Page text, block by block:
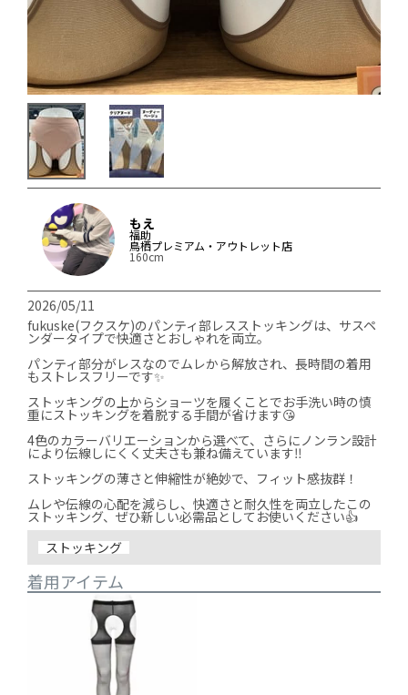
もえ
福助
鳥栖プレミアム・アウトレット店
160cm
2026/05/11
fukuske(フクスケ)のパンティ部レスストッキングは、サスペ
ンダータイプで快適さとおしゃれを両立。
パンティ部分がレスなのでムレから解放され、長時間の着用
もストレスフリーです✨
ストッキングの上からショーツを履くことでお手洗い時の慎
重にストッキングを着脱する手間が省けます😘
4色のカラーバリエーションから選べて、さらにノンラン設計
により伝線しにくく丈夫さも兼ね備えています‼️
ストッキングの薄さと伸縮性が絶妙で、フィット感抜群！
ムレや伝線の心配を減らし、快適さと耐久性を両立したこの
ストッキング
着用アイテム